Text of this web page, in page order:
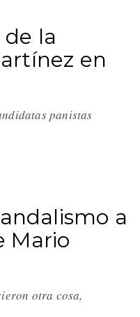
la
en
panistas
a
Mario
otra cosa,